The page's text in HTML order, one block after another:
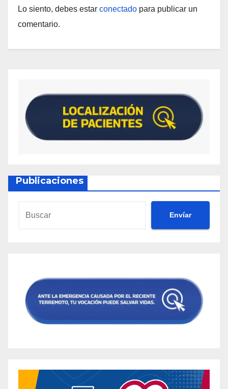
Lo siento, debes estar conectado para publicar un
comentario.
Publicaciones
Envíar